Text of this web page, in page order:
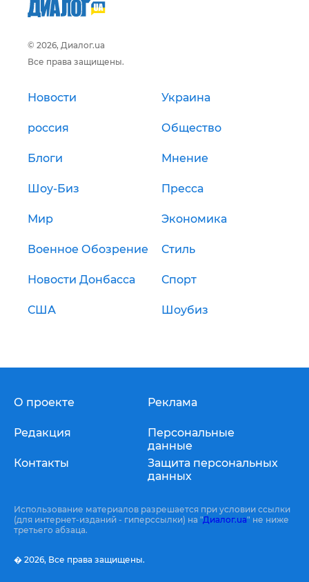
© 2026, Диалог.ua
Все права защищены.
Новости Украина
россия Общество
Блоги Мнение
Шоу-Биз Пресса
Мир Экономика
Военное Обозрение Стиль
Новости Донбасса Спорт
США Шоубиз
О проекте
Редакция
Контакты
Реклама
Персональные
данные
Защита персональных
данных
Использование материалов разрешается при условии ссылки
(для интернет-изданий - гиперссылки) на "Диалог.ua" не ниже
третьего абзаца.
� 2026, Все права защищены.